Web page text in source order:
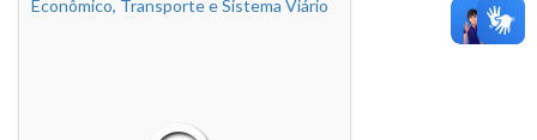
Econômico, Transporte e Sistema Viário